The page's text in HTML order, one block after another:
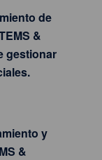
de
&
gestionar
y
&